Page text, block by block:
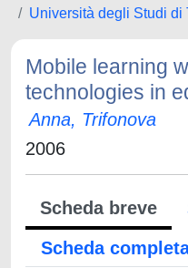
Università degli Studi di
Mobile learning
technologies in
Anna, Trifonova
2006
Scheda breve
Scheda